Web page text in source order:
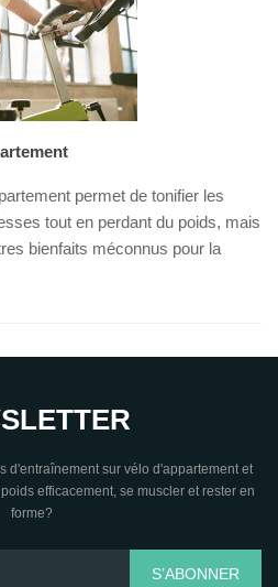
permet de tonifier les
tout en perdant du poids, mais
bienfaits méconnus pour la
d'entraînement sur vélo d'appartement et
efficacement, se muscler et rester en
forme?
S’ABONNER